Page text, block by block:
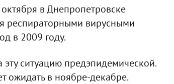
в Днепропетровске
респираторными вирусными
в 2009 году.
ситуацию предэпидемической.
ожидать в ноябре-декабре.